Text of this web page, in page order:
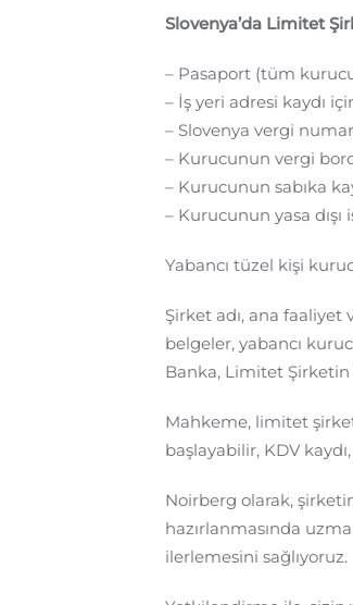
Slovenya’da Limitet
– Pasaport (tüm
– İş yeri adresi kaydı
– Slovenya vergi
– Kurucunun vergi
– Kurucunun sabıka
– Kurucunun yasa
Yabancı tüzel kişi
Şirket adı, ana
belgeler, yabancı
Banka, Limitet
Mahkeme, limitet
başlayabilir, KDV
Noirberg olarak,
hazırlanmasında
ilerlemesini sağlıyoruz.